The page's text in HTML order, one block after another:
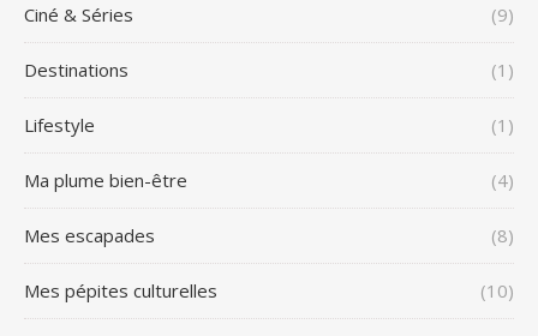
Ciné & Séries (9)
Destinations (1)
Lifestyle (1)
Ma plume bien-être (4)
Mes escapades (8)
Mes pépites culturelles (10)